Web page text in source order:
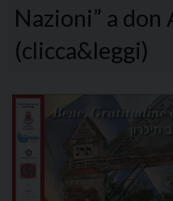
Nazioni” a
(clicca&leggi)